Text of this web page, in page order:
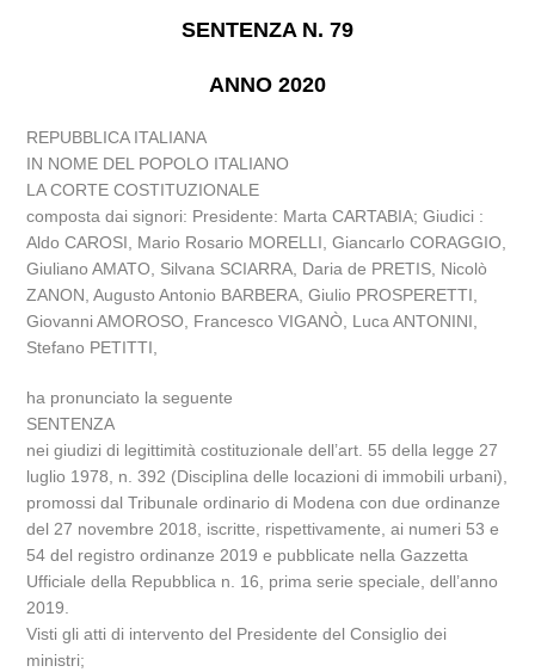
SENTENZA N. 79
ANNO 2020
REPUBBLICA ITALIANA
IN NOME DEL POPOLO ITALIANO
LA CORTE COSTITUZIONALE
composta dai signori: Presidente: Marta CARTABIA; Giudici :
Aldo CAROSI, Mario Rosario MORELLI, Giancarlo CORAGGIO,
Giuliano AMATO, Silvana SCIARRA, Daria de PRETIS, Nicolò
ZANON, Augusto Antonio BARBERA, Giulio PROSPERETTI,
Giovanni AMOROSO, Francesco VIGANÒ, Luca ANTONINI,
Stefano PETITTI,
ha pronunciato la seguente
SENTENZA
nei giudizi di legittimità costituzionale dell’art. 55 della legge 27
luglio 1978, n. 392 (Disciplina delle locazioni di immobili urbani),
promossi dal Tribunale ordinario di Modena con due ordinanze
del 27 novembre 2018, iscritte, rispettivamente, ai numeri 53 e
54 del registro ordinanze 2019 e pubblicate nella Gazzetta
Ufficiale della Repubblica n. 16, prima serie speciale, dell’anno
2019.
Visti gli atti di intervento del Presidente del Consiglio dei
ministri;